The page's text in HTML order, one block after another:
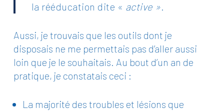
la rééducation dite « active ».
Aussi, je trouvais que les outils dont je
disposais ne me permettais pas d’aller aussi
loin que je le souhaitais. Au bout d’un an de
pratique, je constatais ceci :
La majorité des troubles et lésions que